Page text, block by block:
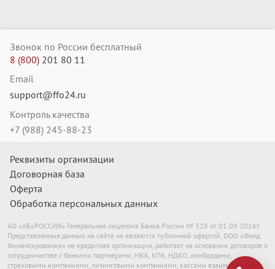
Звонок по России бесплатный
8 (800) 201 80 11
Email
support@ffo24.ru
Контроль качества
+7 (988) 245-88-23
Реквизиты организации
Договорная база
Оферта
Обработка персональных данных
АО «АБ«РОССИЯ» Генеральная лицензия Банка России № 328 от 01.09.2016г.
Представленные данные на сайте не являются публичной офертой, ООО «Фонд
Финансирования» не кредитная организация, работает на основании договоров о
сотрудничестве с банками партнерами, МКК, КПК, НДКО, ломбардами,
страховыми компаниями, лизинговыми компаниями, кассами взаимопомощи,